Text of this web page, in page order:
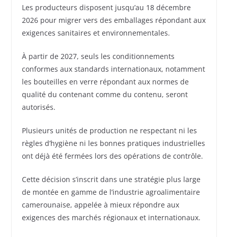
Les producteurs disposent jusqu’au 18 décembre
2026 pour migrer vers des emballages répondant aux
exigences sanitaires et environnementales.
À partir de 2027, seuls les conditionnements
conformes aux standards internationaux, notamment
les bouteilles en verre répondant aux normes de
qualité du contenant comme du contenu, seront
autorisés.
Plusieurs unités de production ne respectant ni les
règles d’hygiène ni les bonnes pratiques industrielles
ont déjà été fermées lors des opérations de contrôle.
Cette décision s’inscrit dans une stratégie plus large
de montée en gamme de l’industrie agroalimentaire
camerounaise, appelée à mieux répondre aux
exigences des marchés régionaux et internationaux.